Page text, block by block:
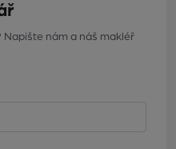
nám a náš makléř